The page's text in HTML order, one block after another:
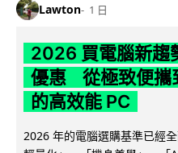
Lawton 1 日
2026 買電腦新趨
優惠 從極致便攜
的高效能 PC
2026 年的電腦選購基準已經